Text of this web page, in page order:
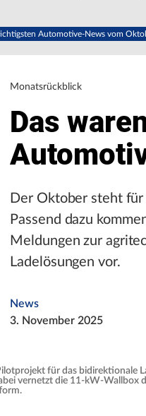
Automotive-News vom
Monatsrückblick
Das
Der Oktober steht für
Passend dazu
Meldungen zur
Ladelösungen vor.
News
3. November 2025
für das bidirektionale
vernetzt die 11-kW-Wallbox